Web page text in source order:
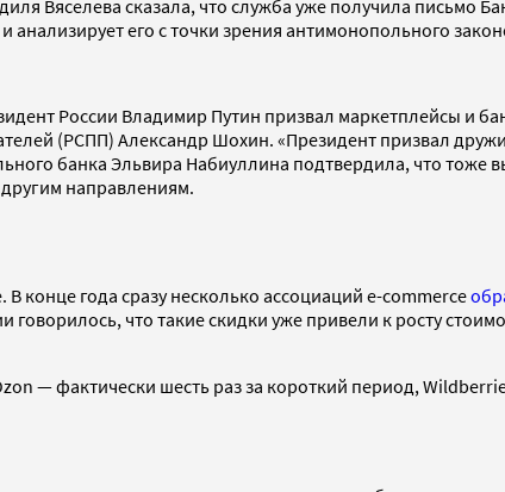
Вяселева сказала, что служба уже получила письмо
его с точки зрения антимонопольного
России Владимир Путин призвал маркетплейсы и
(РСПП) Александр Шохин. «Президент призвал
банка Эльвира Набиуллина подтвердила, что тоже
направлениям.
конце года сразу несколько ассоциаций e-commerce
что такие скидки уже привели к росту
— фактически шесть раз за короткий период,